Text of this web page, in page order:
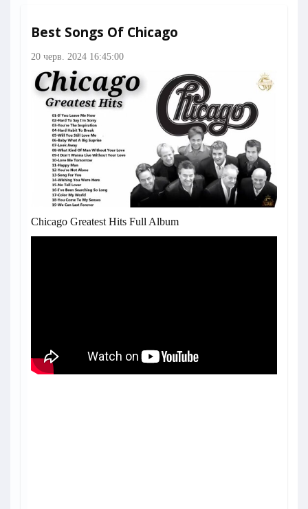
Best Songs Of Chicago
20 черв. 2024 16:45:00
Chicago Greatest Hits Full Album